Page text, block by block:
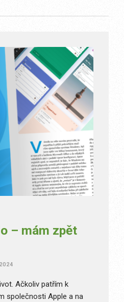
– mám zpět
Ačkoliv patřím k
společnosti Apple a na